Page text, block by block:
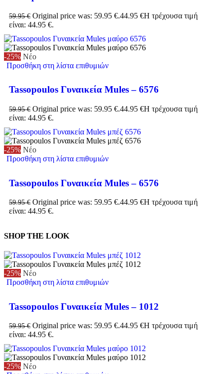
59.95€ Original price was: 59.95 €.44.95 €Η τρέχουσα τιμή
είναι: 44.95 €.
-25% Νέο
Προσθήκη στη λίστα επιθυμιών
Tassopoulos Γυναικεία Mules – 6576
59.95€ Original price was: 59.95 €.44.95 €Η τρέχουσα τιμή
είναι: 44.95 €.
-25% Νέο
Προσθήκη στη λίστα επιθυμιών
Tassopoulos Γυναικεία Mules – 6576
59.95€ Original price was: 59.95 €.44.95 €Η τρέχουσα τιμή
είναι: 44.95 €.
SHOP THE LOOK
-25% Νέο
Προσθήκη στη λίστα επιθυμιών
Tassopoulos Γυναικεία Mules – 1012
59.95€ Original price was: 59.95 €.44.95 €Η τρέχουσα τιμή
είναι: 44.95 €.
-25% Νέο